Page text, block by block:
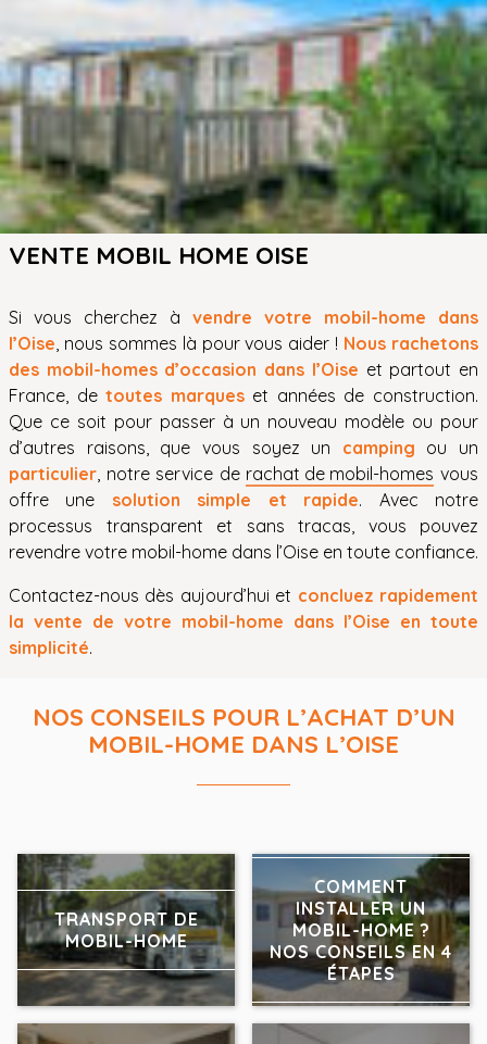
VENTE MOBIL HOME OISE
Si vous cherchez à vendre votre mobil-home dans
l’Oise , nous sommes là pour vous aider ! Nous rachetons
des mobil-homes d’occasion dans l’Oise et partout en
France, detoutes marqueset années de construction.
Que ce soit pour passer à un nouveau modèle ou pour
d’autres raisons, que vous soyez un camping ou un
particulier , notre service de rachat de mobil-homes vous
offre une solution simple et rapide. Avec notre
processus transparent et sans tracas, vous pouvez
revendre votre mobil-home dans l’Oise en toute confiance.
Contactez-nous dès aujourd’hui et concluez rapidement
la vente de votre mobil-home dans l’Oise en toute
simplicité.
NOS CONSEILS POUR L’ACHAT D’UN
MOBIL-HOME DANS L’OISE
TRANSPORT DE
MOBIL-HOME
COMMENT
INSTALLER UN
MOBIL-HOME ?
NOS CONSEILS EN 4
ÉTAPES